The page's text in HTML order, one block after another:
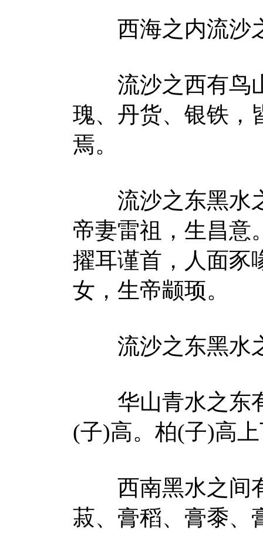
西海之内流沙
流沙之西有鸟山
瑰、丹货、银铁，
焉。
流沙之东黑水之
帝妻雷祖，生昌意
擢耳谨首，人面豕
女，生帝颛顼。
流沙之东黑水
华山青水之东有
(子)高。柏(子)高
西南黑水之间有
菽、膏稻、膏黍、